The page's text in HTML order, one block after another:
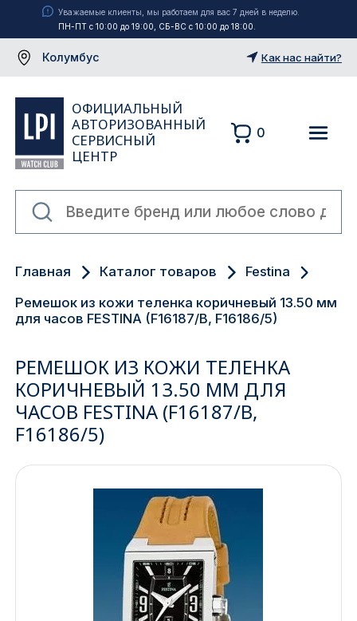
Уважаемые клиенты, мы работаем для вас 7 дней в неделю.
ПН-ПТ с 10:00 до 19:00, СБ-ВС с 10:00 до 18:00.
Колумбус
Екатеринбург
Санкт-Петербург
Ижевск
Архангельск
Иркутск
Как нас найти?
ОФИЦИАЛЬНЫЙ
АВТОРИЗОВАННЫЙ
СЕРВИСНЫЙ
ЦЕНТР
0
Главная Каталог товаров
Festina
Ремешок из кожи теленка коричневый 13.50 мм
для часов FESTINA (F16187/B, F16186/5)
РЕМЕШОК ИЗ КОЖИ ТЕЛЕНКА
КОРИЧНЕВЫЙ 13.50 ММ ДЛЯ
ЧАСОВ FESTINA (F16187/B,
F16186/5)